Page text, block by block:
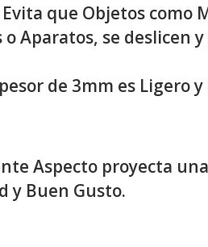
que Objetos como
o Aparatos, se deslicen
de 3mm es Ligero
Aspecto proyecta
y Buen Gusto.